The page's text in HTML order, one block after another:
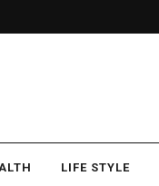
LIFE STYLE